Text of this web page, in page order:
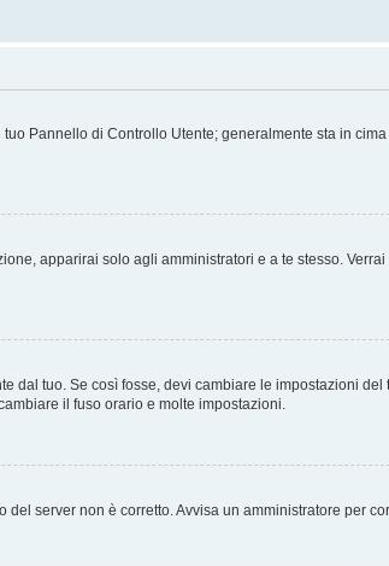
Pannello di Controllo Utente; generalmente sta in
apparirai solo agli amministratori e a te stesso.
dal tuo. Se così fosse, devi cambiare le impostazioni
il fuso orario e molte impostazioni.
server non è corretto. Avvisa un amministratore per